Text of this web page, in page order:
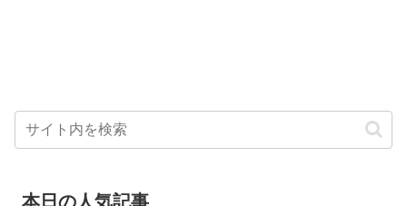
本日の人気記事